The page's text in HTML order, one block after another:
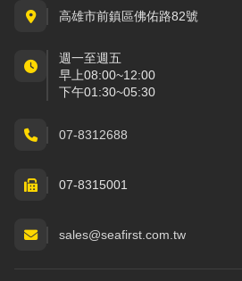
高雄市前鎮區佛佑路82號
週一至週五
早上08:00~12:00
下午01:30~05:30
07-8312688
07-8315001
sales@seafirst.com.tw